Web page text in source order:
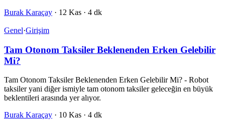
Burak Karaçay · 12 Kas · 4 dk
Genel·Girişim
Tam Otonom Taksiler Beklenenden Erken Gelebilir
Mi?
Tam Otonom Taksiler Beklenenden Erken Gelebilir Mi? - Robot
taksiler yani diğer ismiyle tam otonom taksiler geleceğin en büyük
beklentileri arasında yer alıyor.
Burak Karaçay · 10 Kas · 4 dk